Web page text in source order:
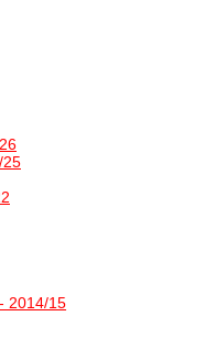
25
2014/15